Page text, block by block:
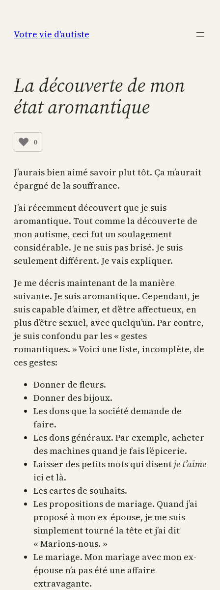
contenu
Votre vie d'autiste
La découverte de mon
état aromantique
0
J’aurais bien aimé savoir plut tôt. Ça m’aurait
épargné de la souffrance.
J’ai récemment découvert que je suis
aromantique. Tout comme la découverte de
mon autisme, ceci fut un soulagement
considérable. Je ne suis pas brisé. Je suis
seulement différent. Je vais expliquer.
Je me décris maintenant de la manière
suivante. Je suis aromantique. Cependant, je
suis capable d’aimer, et d’être affectueux, en
plus d’être sexuel, avec quelqu’un. Par contre,
je suis confondu par les « gestes
romantiques. » Voici une liste, incomplète, de
ces gestes:
Donner de fleurs.
Donner des bijoux.
Les dons que la société demande de
faire.
Les dons généraux. Par exemple, acheter
des machines quand je fais l’épicerie.
Laisser des petits mots qui disent je t’aime
ici et là.
Les cartes de souhaits.
Les propositions de mariage. Quand j’ai
proposé à mon ex-épouse, je me suis
simplement tourné la tête et j’ai dit
« Marions-nous. »
Le mariage. Mon mariage avec mon ex-
épouse n’a pas été une affaire
extravagante.